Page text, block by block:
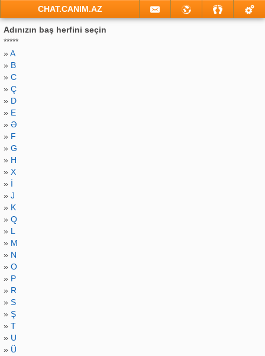
CHAT.CANIM.AZ
Adınızın baş herfini seçin
*****
»A
» B
» C
» Ç
» D
» E
» Ə
» F
» G
» H
» X
» İ
» J
» K
» Q
» L
» M
» N
» O
» P
» R
» S
» Ş
» T
» U
» Ü